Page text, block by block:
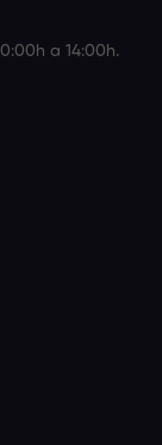
a 14:00h.